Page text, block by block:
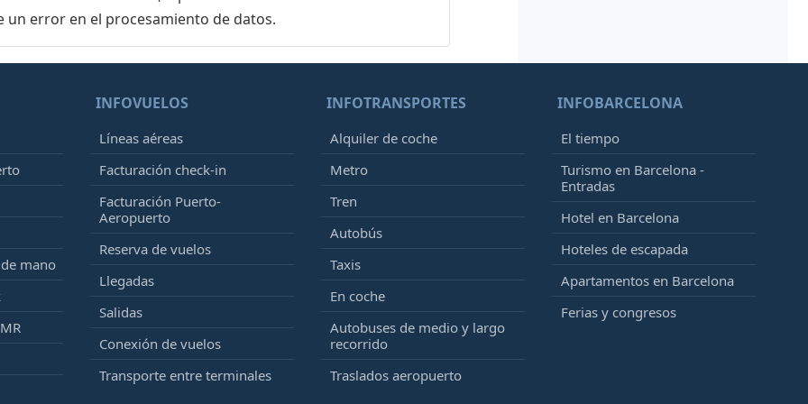
error en el procesamiento de datos.
mano
INFOVUELOS
Líneas aéreas
Facturación check-in
Facturación Puerto-
Aeropuerto
Reserva de vuelos
Llegadas
Salidas
Conexión de vuelos
Transporte entre terminales
INFOTRANSPORTES
Alquiler de coche
Metro
Tren
Autobús
Taxis
En coche
Autobuses de medio y largo
recorrido
Traslados aeropuerto
INFOBARCELONA
El tiempo
Turismo en Barcelona -
Entradas
Hotel en Barcelona
Hoteles de escapada
Apartamentos en Barcelona
Ferias y congresos